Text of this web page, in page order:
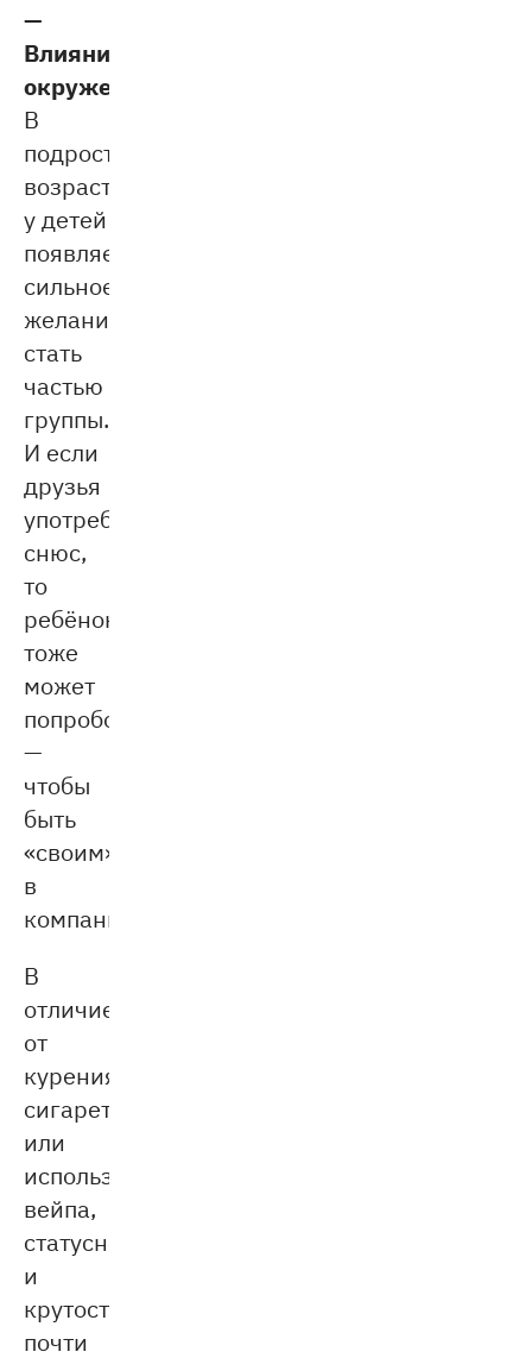
—
Влияние
окружения.
В
подростковом
возрасте
у детей
появляется
сильное
желание
стать
частью
группы.
И если
друзья
употребляют
снюс,
то
ребёнок
тоже
может
попробовать
—
чтобы
быть
«своим»
в
компании.
В
отличие
от
курения
сигарет
или
использования
вейпа,
статусность
и
крутость
почти